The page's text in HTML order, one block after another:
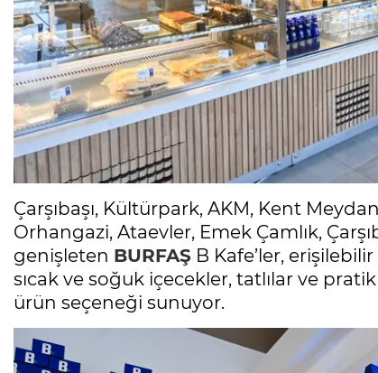
Çarşıbaşı, Kültürpark, AKM, Kent
Orhangazi, Ataevler, Emek Çamlık,
genişleten BURFAŞ B Kafe’ler,
sıcak ve soğuk içecekler, tatlılar ve
ürün seçeneği sunuyor.